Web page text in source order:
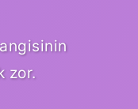
zor.